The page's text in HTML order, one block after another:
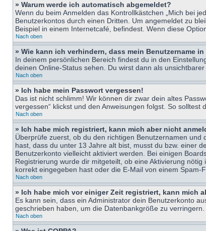
» Warum werde ich automatisch abgemeldet?
Wenn du beim Anmelden das Kontrollkästchen „Mich bei
Benutzerkontos durch einen Dritten. Um angemeldet zu
Beispiel in einem Internetcafé, befindest. Wenn diese
Nach oben
» Wie kann ich verhindern, dass mein Benutzername
In deinem persönlichen Bereich findest du in den
deinen Online-Status sehen. Du wirst dann als unsichtbarer
Nach oben
» Ich habe mein Passwort vergessen!
Das ist nicht schlimm! Wir können dir zwar dein altes
vergessen“ klickst und den Anweisungen folgst. So solltest
Nach oben
» Ich habe mich registriert, kann mich aber nicht
Überprüfe zuerst, ob du den richtigen Benutzernamen
hast, dass du unter 13 Jahre alt bist, musst du bzw. einer
Benutzerkonto vielleicht aktiviert werden. Bei einigen
Registrierung wurde dir mitgeteilt, ob eine Aktivierung
korrekt eingegeben hast oder die E-Mail von einem
Nach oben
» Ich habe mich vor einiger Zeit registriert, kann mich
Es kann sein, dass ein Administrator dein Benutzerkonto
geschrieben haben, um die Datenbankgröße zu
Nach oben